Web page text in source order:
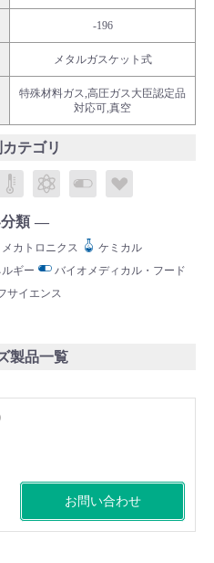
-196
メタルガスケット式
特殊材料ガス,高圧ガス大臣認定品
対応可,真空
テゴリ
ス
ニクス
ミカルパブリックラボラトリ
エネルギーバイオメディカ
類
メカトロニクス
ケミカル
ギー
バイオメディカル・フード
サイエンス
製品一覧
お問い合わせ